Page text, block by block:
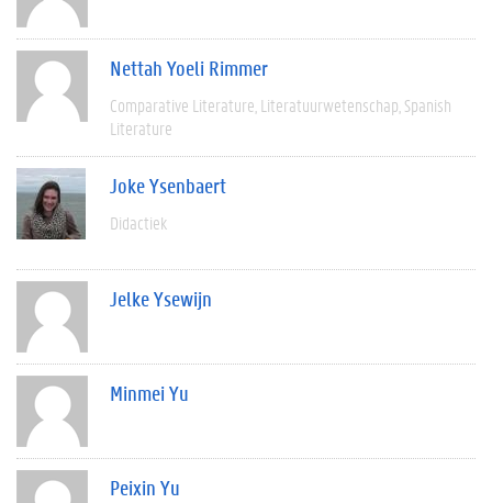
Nettah Yoeli Rimmer
Comparative Literature Literatuurwetenschap Spanish
Literature
Joke Ysenbaert
Didactiek
Jelke Ysewijn
Minmei Yu
Peixin Yu